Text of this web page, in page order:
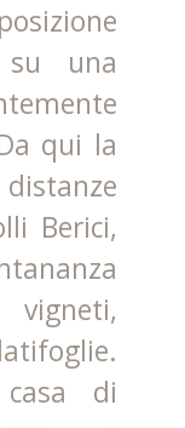
una
qui la
Berici,
di